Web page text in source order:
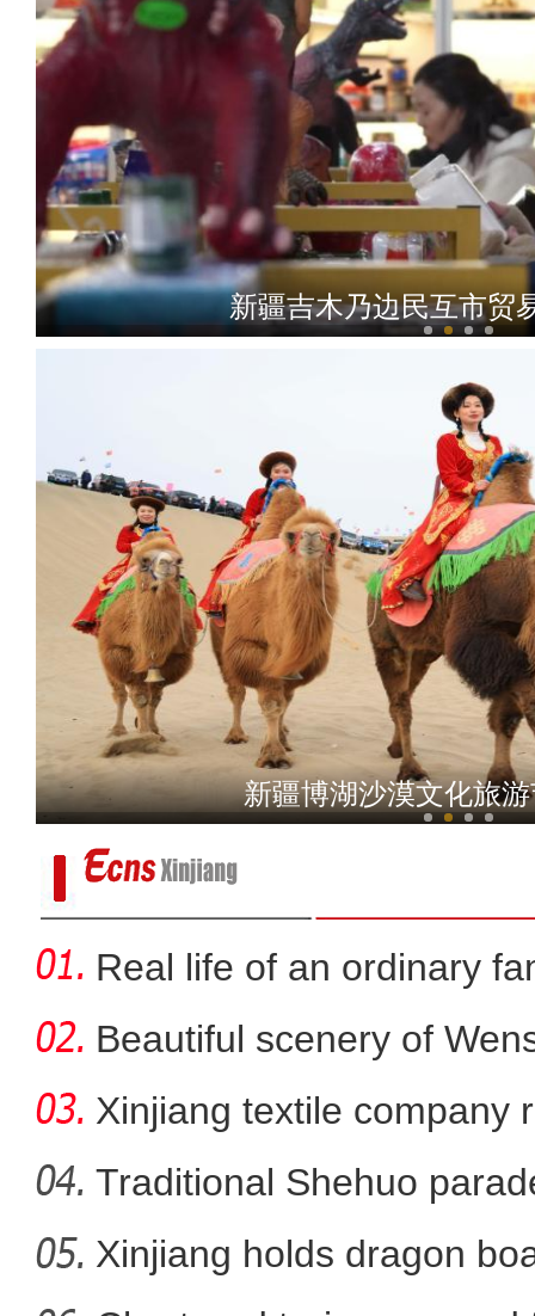
【新疆故事】雕塑师王宣元
新疆玛纳斯：机械化
新疆：多种珍稀野生动物
乌鲁木齐：进口保税商品体
Real life of an ordinary
Beautiful scenery of
in
Xinjiang textile company
wort
Traditional Shehuo
Xinjiang holds dragon